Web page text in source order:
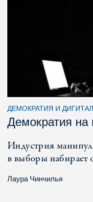
ДЕМОКРАТИЯ И
Демократия на
Индустрия
в выборы набирает
Лаура Чинчилья